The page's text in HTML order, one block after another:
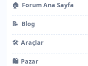
🏠 Forum Ana Sayfa
📝 Blog
🛠️ Araçlar
🛍️ Pazar